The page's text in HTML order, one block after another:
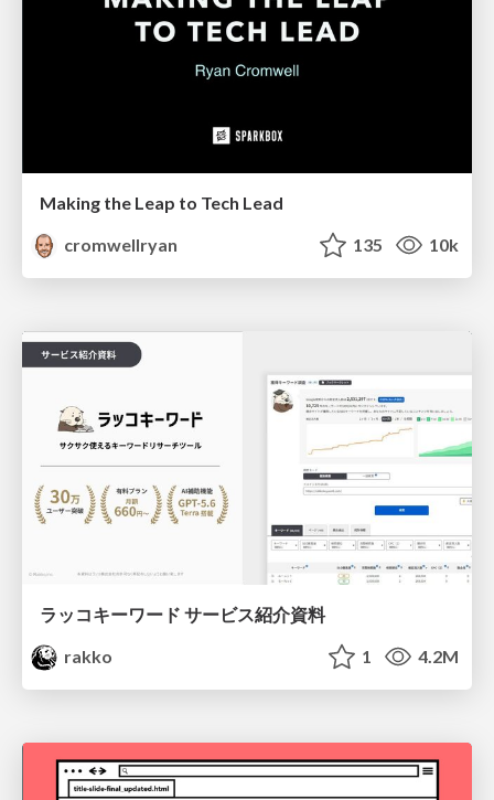
Making the Leap to Tech Lead
cromwellryan
135 10k
ラッコキーワード サービス紹介資料
rakko
1 4.2M